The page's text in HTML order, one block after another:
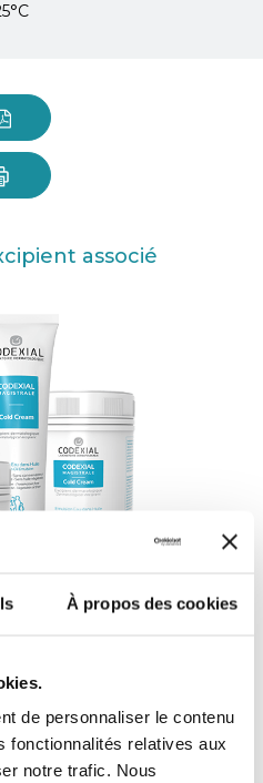
À propos des cookies
de personnaliser le contenu
fonctionnalités relatives aux
notre trafic. Nous
associé